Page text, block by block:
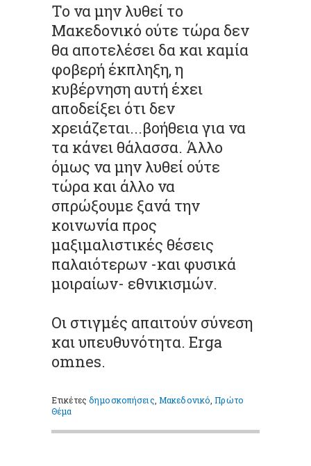
Το να μην λυθεί το
Μακεδονικό ούτε τώρα δεν
θα αποτελέσει δα και καμία
φοβερή έκπληξη, η
κυβέρνηση αυτή έχει
αποδείξει ότι δεν
χρειάζεται...βοήθεια για να
τα κάνει θάλασσα. Άλλο
όμως να μην λυθεί ούτε
τώρα και άλλο να
σπρώξουμε ξανά την
κοινωνία προς
μαξιμαλιστικές θέσεις
παλαιότερων -και φυσικά
μοιραίων- εθνικισμών.
Οι στιγμές απαιτούν σύνεση
και υπευθυνότητα. Erga
omnes.
Ετικέτεςδημοσκοπήσεις Μακεδονικό ,Πρώτο
Θέμα